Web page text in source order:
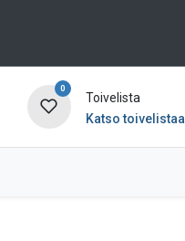
0
Toivelista
Katso toivelistaa